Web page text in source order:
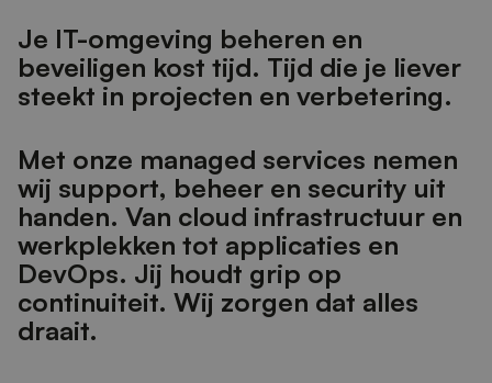
Je IT-omgeving beheren en
beveiligen kost tijd. Tijd die je liever
steekt in projecten en verbetering.
Met onze managed services nemen
wij support, beheer en security uit
handen. Van cloud infrastructuur en
werkplekken tot applicaties en
DevOps. Jij houdt grip op
continuiteit. Wij zorgen dat alles
draait.